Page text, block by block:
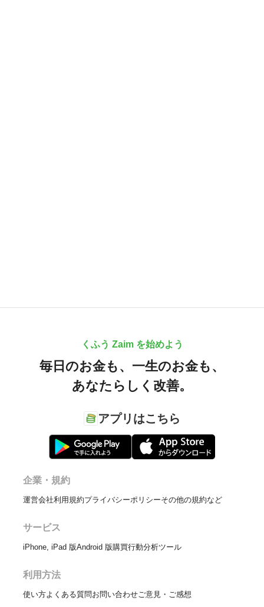
くふう Zaim を始めよう
毎日のお金も、 一生のお金も、
あなたらしく改善。
アプリはこちら
企業・規約
運営会社利用規約プライバシーポリシーその他の規約など
サービス
iPhone, iPad 版Android 版購買行動分析ツール
利用方法
使い方よくある質問お問い合わせご意見・ご感想